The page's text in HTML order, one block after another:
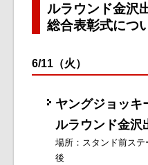
ルラウンド金沢
総合表彰式につ
6/11（火）
ヤングジョッキ
ルラウンド金沢
場所：スタンド前
後